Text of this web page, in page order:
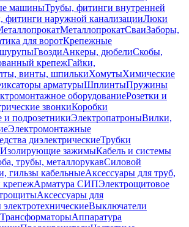
машиныТрубы, фитинги внутренней
фитинги наружной канализацииЛюки
МеталлопрокатСваиЗаборы,
для воротКрепежные
ГвоздиАнкеры, дюбелиСкобы,
крепежГайки,
винты, шпилькиХомутыХимические
арматурыШплинтыПружины
оборудованиеРозетки и
звонкиКоробки
и подрозетникиЭлектропатроныВилки,
Электромонтажные
диэлектрическиеТрубки
Изолирующие зажимыКабель и системы
трубы, металлорукавСиловой
гильзы кабельныеАксессуары для труб,
крепежАрматура СИПЭлектрощитовое
Аксессуары для
Выключатели
ТрансформаторыАппаратура